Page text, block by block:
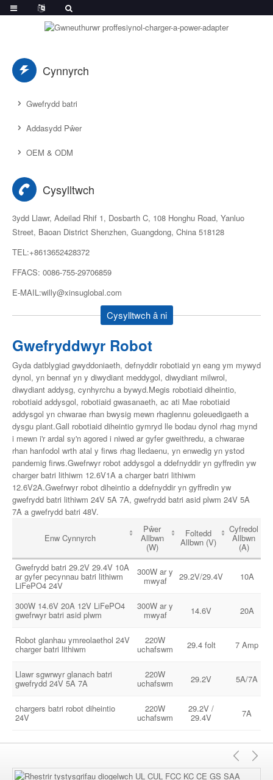
Cynnyrch
Gwefrydd batri
Addasydd Pŵer
OEM & ODM
Cysylltwch
3ydd Llawr, Adeilad Rhif 1, Dosbarth C, 108 Honghu Road, Yanluo
Street, Baoan District Shenzhen, Guangdong, China 518128
TEL:+8613652428372
FFACS: 0086-755-29706859
E-MAIL:willy@xinsuglobal.com
Cysylltwch â ni
Gwefryddwyr Robot
Gyda datblygiad gwyddoniaeth, defnyddir robotiaid yn eang ym mywyd
dynol, yn bennaf yn y diwydiant meddygol, diwydiant milwrol,
diwydiant addysg, cynhyrchu a bywyd.Megis robotiaid diheintio,
robotiaid addysgol, robotiaid gwasanaeth, ac ati Mae robotiaid
addysgol yn chwarae rhan bwysig mewn rhaglennu goleuedigaeth a
dysgu plant.Gall robotiaid diheintio gymryd lle bodau dynol rhag mynd
i mewn i'r ardal sy'n agored i niwed ar gyfer gweithredu, a chwarae
rhan hanfodol wrth atal y firws rhag lledaenu, yn enwedig yn ystod
pandemig firws.Gwefrwyr robot addysgol a ddefnyddir yn gyffredin yw
charger batri lithiwm 12.6V1A a charger batri lithiwm
12.6V2A.Gwefrwyr robot diheintio a ddefnyddir yn gyffredin yw
gwefrydd batri lithiwm 24V 5A 7A, gwefrydd batri asid plwm 24V 5A
7A a gwefrydd batri 48V.
Enw Cynnyrch
Pŵer
Allbwn
(W)
Foltedd
Allbwn (V)
Cyfredol
Allbwn
(A)
Gwefrydd batri 29.2V 29.4V 10A
ar gyfer pecynnau batri lithiwm
LiFePO4 24V
300W ar y
mwyaf 29.2V/29.4V 10A
300W 14.6V 20A 12V LiFePO4
gwefrwyr batri asid plwm
300W ar y
mwyaf 14.6V 20A
Robot glanhau ymreolaethol 24V
charger batri lithiwm
220W
uchafswm 29.4 folt 7 Amp
Llawr sgwrwyr glanach batri
gwefrydd 24V 5A 7A
220W
uchafswm 29.2V 5A/7A
chargers batri robot diheintio
24V
220W
uchafswm
29.2V /
29.4V 7A